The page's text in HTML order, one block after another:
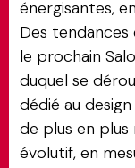
énergisantes,
Des
le prochain
duquel se
dédié au
de plus en
évolutif, en